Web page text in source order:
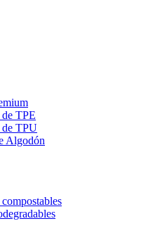
de TPE
de TPU
Algodón